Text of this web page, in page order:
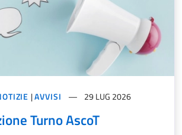
|AVVISI 29 LUG 2026
Turno AscoT